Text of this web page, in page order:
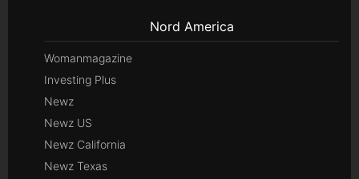
Nord America
Womanmagazine
Investing Plus
Newz
Newz US
Newz California
Newz Texas